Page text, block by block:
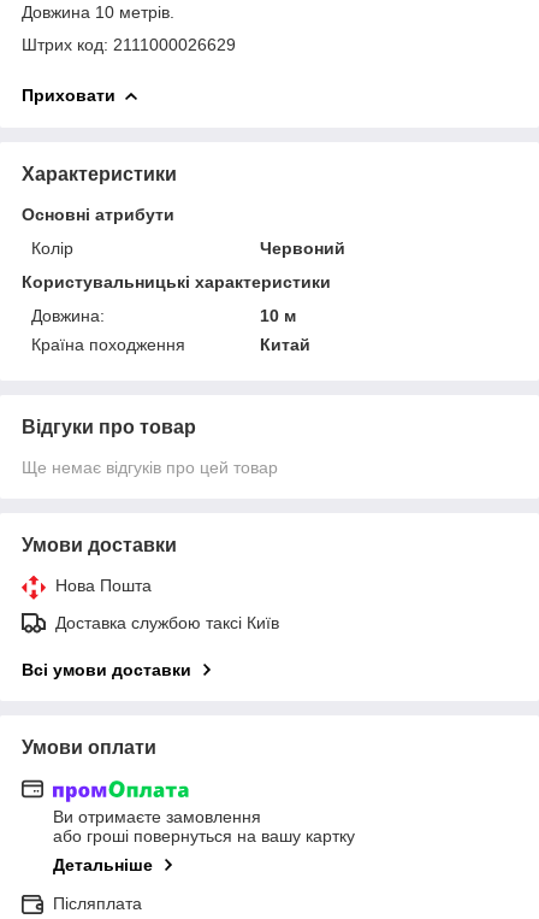
Довжина 10 метрів.
Штрих код: 2111000026629
Приховати
Характеристики
Основні атрибути
Колір
Червоний
Користувальницькі характеристики
Довжина:
10 м
Країна походження
Китай
Відгуки про товар
Ще немає відгуків про цей товар
Умови доставки
Нова Пошта
Доставка службою таксі Київ
Всі умови доставки
Умови оплати
Ви отримаєте замовлення
або гроші повернуться на вашу картку
Детальніше
Післяплата